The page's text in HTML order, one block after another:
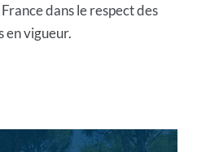
dans le respect des
en vigueur.